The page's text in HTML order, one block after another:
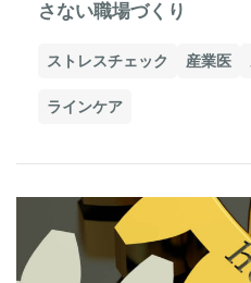
さない職場づくり
ストレスチェック 産業医
ラインケア